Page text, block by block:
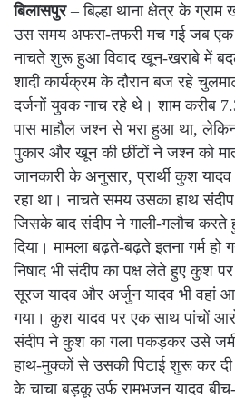
बिलासपुर– बिल्हा थाना क्षेत्र के
उस समय अफरा-तफरी मच गई जब एक
नाचते शुरू हुआ विवाद खून-खराबे में
शादी कार्यक्रम के दौरान बज रहे
दर्जनों युवक नाच रहे थे। शाम करीब
पास माहौल जश्न से भरा हुआ था,
पुकार और खून की छींटों ने जश्न को
जानकारी के अनुसार, प्रार्थी कुश
रहा था। नाचते समय उसका हाथ संदीप
जिसके बाद संदीप ने गाली-गलौच करते
दिया। मामला बढ़ते-बढ़ते इतना गर्म
निषाद भी संदीप का पक्ष लेते हुए कुश
सूरज यादव और अर्जुन यादव भी वहां
गया। कुश यादव पर एक साथ पांचों
संदीप ने कुश का गला पकड़कर उसे
हाथ-मुक्कों से उसकी पिटाई शुरू कर
के चाचा बड़कू उर्फ रामभजन यादव